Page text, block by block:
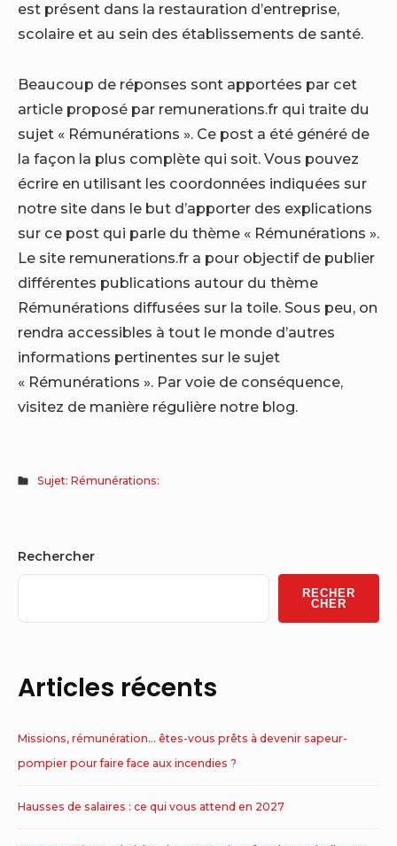
est présent dans la restauration d’entreprise,
scolaire et au sein des établissements de santé.
Beaucoup de réponses sont apportées par cet
article proposé par remunerations.fr qui traite du
sujet « Rémunérations ». Ce post a été généré de
la façon la plus complète qui soit. Vous pouvez
écrire en utilisant les coordonnées indiquées sur
notre site dans le but d’apporter des explications
sur ce post qui parle du thème « Rémunérations ».
Le site remunerations.fr a pour objectif de publier
différentes publications autour du thème
Rémunérations diffusées sur la toile. Sous peu, on
rendra accessibles à tout le monde d’autres
informations pertinentes sur le sujet
« Rémunérations ». Par voie de conséquence,
visitez de manière régulière notre blog.
Sujet: Rémunérations:
Sidebar
Widget
Area
Rechercher
RECHER
CHER
Articles récents
Missions, rémunération… êtes-vous prêts à devenir sapeur-
pompier pour faire face aux incendies ?
Hausses de salaires : ce qui vous attend en 2027